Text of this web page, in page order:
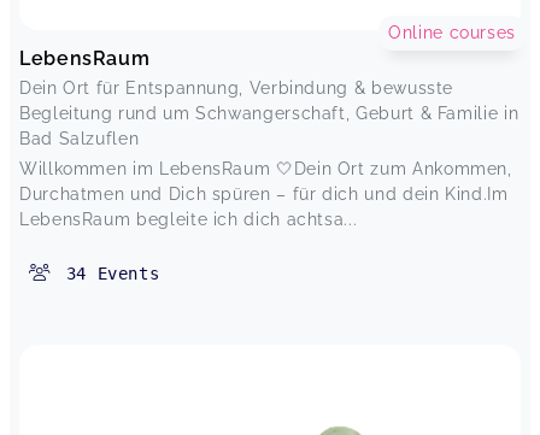
LebensRaum
Dein Ort für Entspannung, Verbindung & bewusste
Begleitung rund um Schwangerschaft, Geburt & Familie in
Bad Salzuflen
Willkommen im LebensRaum 🤍Dein Ort zum Ankommen,
Durchatmen und Dich spüren – für dich und dein Kind.Im
LebensRaum begleite ich dich achtsa...
Online courses
34 Events